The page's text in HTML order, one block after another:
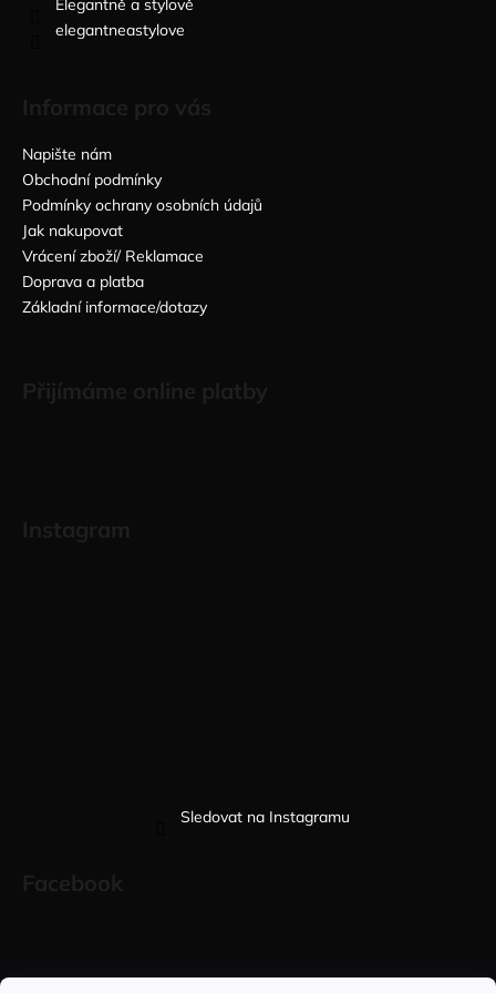
Elegantně a stylově
elegantneastylove
Napište nám
Obchodní podmínky
Podmínky ochrany osobních údajů
Jak nakupovat
Vrácení zboží/ Reklamace
Doprava a platba
Základní informace/dotazy
Sledovat na Instagramu